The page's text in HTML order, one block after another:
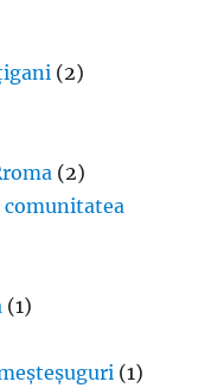
(2)
(2)
(1)
(1)